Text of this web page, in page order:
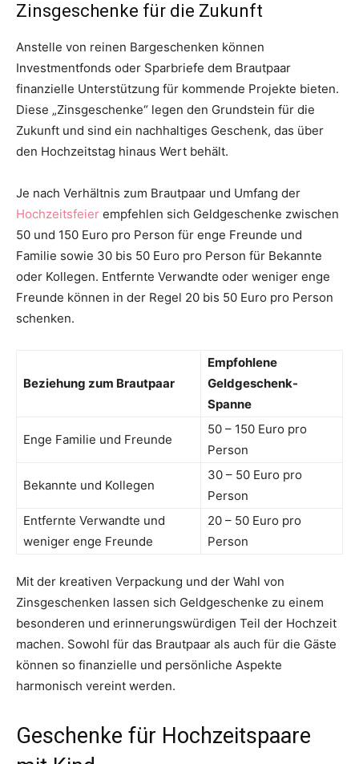
Zinsgeschenke für die Zukunft
Anstelle von reinen Bargeschenken können
Investmentfonds oder Sparbriefe dem Brautpaar
finanzielle Unterstützung für kommende Projekte bieten.
Diese „Zinsgeschenke“ legen den Grundstein für die
Zukunft und sind ein nachhaltiges Geschenk, das über
den Hochzeitstag hinaus Wert behält.
Je nach Verhältnis zum Brautpaar und Umfang der
Hochzeitsfeier empfehlen sich Geldgeschenke zwischen
50 und 150 Euro pro Person für enge Freunde und
Familie sowie 30 bis 50 Euro pro Person für Bekannte
oder Kollegen. Entfernte Verwandte oder weniger enge
Freunde können in der Regel 20 bis 50 Euro pro Person
schenken.
Beziehung zum Brautpaar
Empfohlene
Geldgeschenk-
Spanne
Enge Familie und Freunde
50 – 150 Euro pro
Person
Bekannte und Kollegen
30 – 50 Euro pro
Person
Entfernte Verwandte und
weniger enge Freunde
20 – 50 Euro pro
Person
Mit der kreativen Verpackung und der Wahl von
Zinsgeschenken lassen sich Geldgeschenke zu einem
besonderen und erinnerungswürdigen Teil der Hochzeit
machen. Sowohl für das Brautpaar als auch für die Gäste
können so finanzielle und persönliche Aspekte
harmonisch vereint werden.
Geschenke für Hochzeitspaare